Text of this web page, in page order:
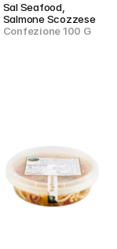
Sal Seafood,
Salmone Scozzese
Confezione 100 G